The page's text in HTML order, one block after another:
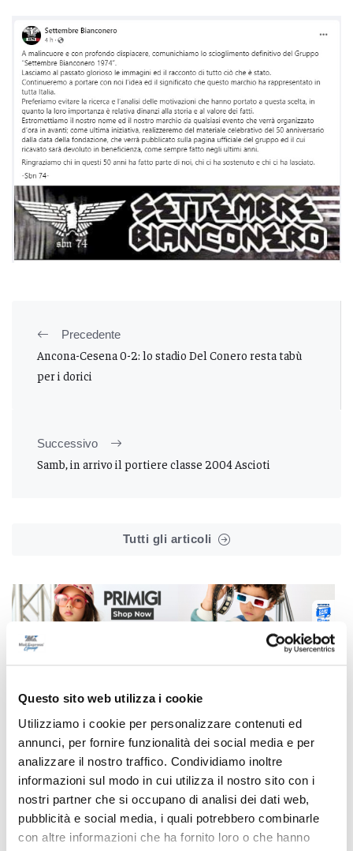
Questo sito web utilizza i cookie
Utilizziamo i cookie per personalizzare contenuti ed
annunci, per fornire funzionalità dei social media e per
analizzare il nostro traffico. Condividiamo inoltre
informazioni sul modo in cui utilizza il nostro sito con i
nostri partner che si occupano di analisi dei dati web,
pubblicità e social media, i quali potrebbero combinarle
con altre informazioni che ha fornito loro o che hanno
Precedente
Ancona-Cesena 0-2: lo stadio Del Conero resta tabù
per i dorici
Successivo
Samb, in arrivo il portiere classe 2004 Ascioti
Tutti gli articoli